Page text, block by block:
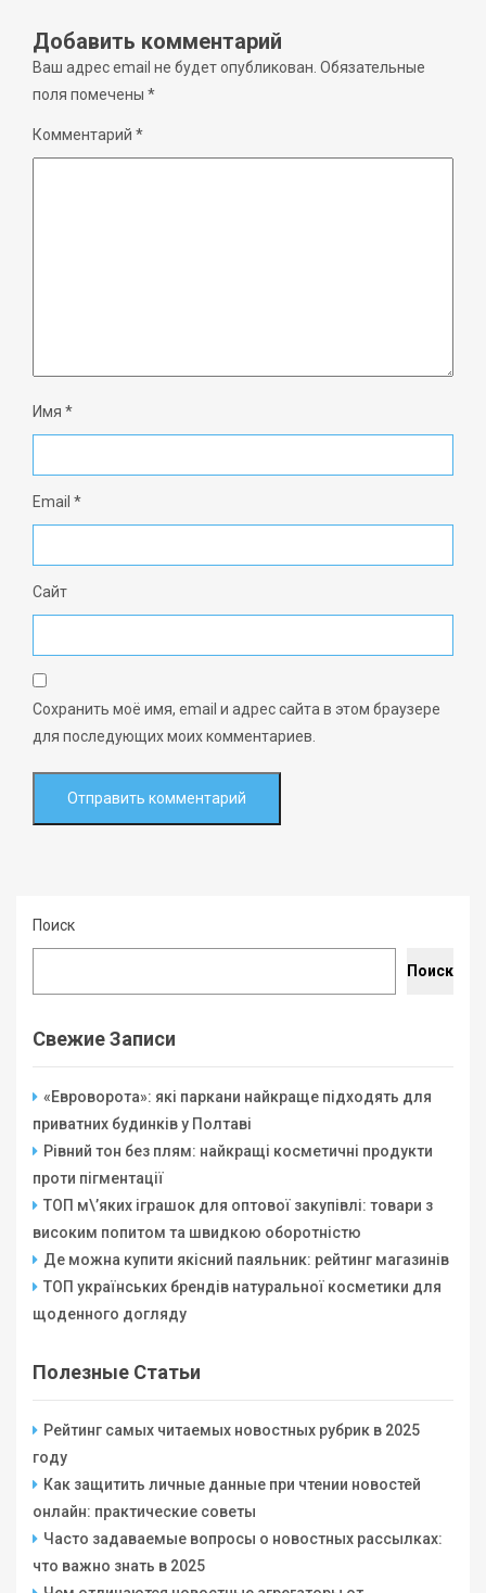
Добавить комментарий
Ваш адрес email не будет опубликован. Обязательные
поля помечены *
Комментарий *
Имя *
Email *
Сайт
Сохранить моё имя, email и адрес сайта в этом браузере
для последующих моих комментариев.
Поиск
Поиск
Свежие Записи
«Евроворота»: які паркани найкраще підходять для
приватних будинків у Полтаві
Рівний тон без плям: найкращі косметичні продукти
проти пігментації
ТОП м\’яких іграшок для оптової закупівлі: товари з
високим попитом та швидкою оборотністю
Де можна купити якісний паяльник: рейтинг магазинів
ТОП українських брендів натуральної косметики для
щоденного догляду
Полезные Статьи
Рейтинг самых читаемых новостных рубрик в 2025
году
Как защитить личные данные при чтении новостей
онлайн: практические советы
Часто задаваемые вопросы о новостных рассылках:
что важно знать в 2025